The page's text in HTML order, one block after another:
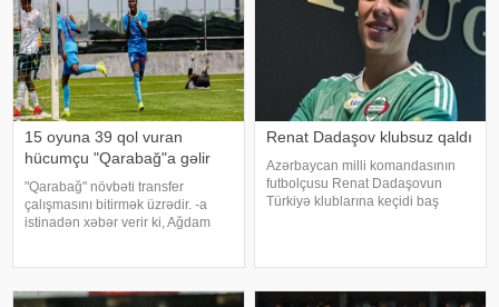
15 oyuna 39 qol vuran
hücumçu "Qarabağ"a gəlir
"Qarabağ" növbəti transfer
çalışmasını bitirmək üzrədir. -a
istinadən xəbər verir ki, Ağdam
gedir. "Köhlən atlar"
Renat Dadaşov klubsuz qaldı
Azərbaycan milli komandasının
futbolçusu Renat Dadaşovun
Türkiyə klublarına keçidi baş
məlumat verib. Mütəxəssis
hücumçu üçün Türkiyədə